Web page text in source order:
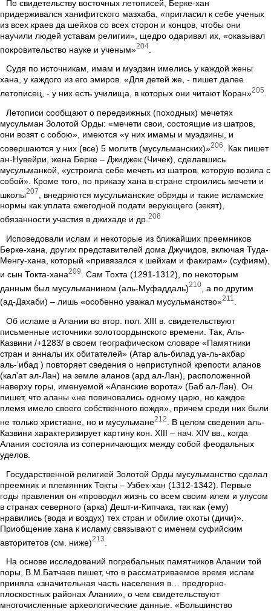
По свидетельству восточных летописей, Берке-хан
придерживался ханифитского мазхаба, «пригласил к себе ученых
из всех краев да шейхов со всех сторон и концов, чтобы они
научили людей уставам религии», щедро одаривал их, «оказывал
покровительство науке и ученым»204
Судя по источникам, имам и муэдзин имелись у каждой жены
хана, у каждого из его эмиров. «Для детей же, - пишет далее
летописец, - у них есть училища, в которых они читают Коран»205
Летописи сообщают о передвижных (походных) мечетях
мусульман Золотой Орды: «мечети свои, состоящие из шатров,
они возят с собою», имеются «у них имамы и муэдзины, и
совершаются у них (все) 5 молитв (мусульманских)»206
. Как пишет
ан-Нувейри, жена Берке – Джиджек (Чичек), сделавшись
мусульманкой, «устроила себе мечеть из шатров, которую возила с
собой». Кроме того, по приказу хана в стране строились мечети и
школы207
, внедряются мусульманские обряды и такие исламские
нормы как уплата ежегодной подати верующего (зекят),
обязанности участия в джихаде и др. 208
Исповедовали ислам и некоторые из ближайших преемников
Берке-хана, других представителей дома Джучидов, включая Туда-
Менгу-хана, который «привязался к шейхам и факирам» (суфиям),
и сын Токта-хана209
. Сам Тохта (1291-1312), по некоторым
данным был мусульманином (аль-Муфаддаль)210
, а по другим
(ад-Дахаби) – лишь «особенно уважал мусульманство»211
Об исламе в Алании во втор. пол. XIII в. свидетельствуют
письменные источники золотоордынского времени. Так, Аль-
Казвини /+1283/ в своем географическом словаре «Памятники
стран и анналы их обитателей» (Атар аль-билад уа-ль-ахбар
аль-‘ибад ) повторяет сведения о неприступной крепости аланов
(кал'aт ал-Лан) на земле аланов (aрд ал-Лан), расположенной
наверху горы, именуемой «Аланские ворота» (Баб ал-Лан). Он
пишет, что аланы «не повиновались одному царю, но каждое
племя имело своего собственного вождя», причем среди них были
не только христиане, но и мусульмане212
. В целом сведения аль-
Казвини характеризирует картину кон. XIII – нач. XIV вв., когда
Алания состояла из соперничающих между собой феодальных
уделов.
Государственной религией Золотой Орды мусульманство сделал
преемник и племянник Токты – Узбек-хан (1312-1342). Первые
годы правления он «проводил жизнь со всем своим илем и улусом
в странах северного (арка) Дешт-и-Кипчака, так как (ему)
нравились (вода и воздух) тех стран и обилие охоты (дичи)».
Приобщение хана к исламу связывают с именем суфийским
авторитетов (см. ниже)213
На основе исследований погребальных памятников Алании той
поры, В.М.Батчаев пишет, что в рассматриваемое время ислам
приняла «значительная часть населения в… предгорно-
плоскостных районах Алании», о чем свидетельствуют
многочисленные археологические данные. «Большинство